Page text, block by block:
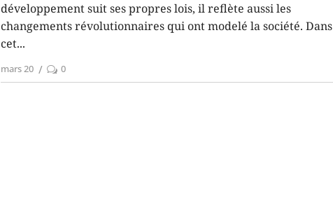
développement suit ses propres lois, il reflète aussi les
changements révolutionnaires qui ont modelé la société. Dans
cet
mars 20 0